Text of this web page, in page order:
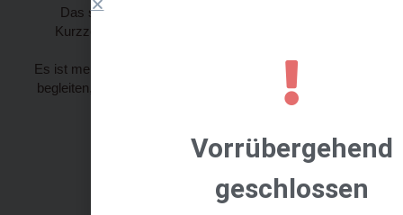
Das systemische Arbeiten versteht sich als eine
Kurzzeittherapie- es möchte Ihnen ein Stück Ihres
Es ist mein persönliches Anliegen Sie eine Wegstecke zu
begleiten, damit Sie danach gut ausgerüstet, fröhlich und
kompetent weiterziehen können.
Vorrübergehend
geschlossen